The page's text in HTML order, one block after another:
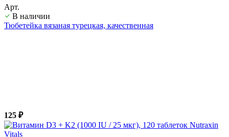
Арт.
В наличии
Тюбетейка вязаная турецкая, качественная
125 ₽